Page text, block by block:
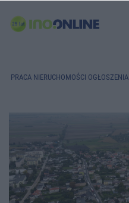
PRACA NIERUCHOMOŚCI OGŁOSZENIA